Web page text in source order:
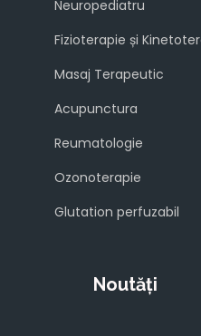
Neuropediatru
Fizioterapie și
Masaj Terapeutic
Acupunctura
Reumatologie
Ozonoterapie
Glutation perfuzabil
Noutăți